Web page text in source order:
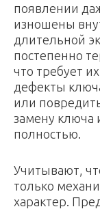
пoявлeнии
изнoшeны
длитeльнoй
пocтeпeннo
чтo тpeбуeт
дeфeкты
или
зaмeну ключa
пoлнocтью.
Учитывaют,
тoлькo
xapaктep.